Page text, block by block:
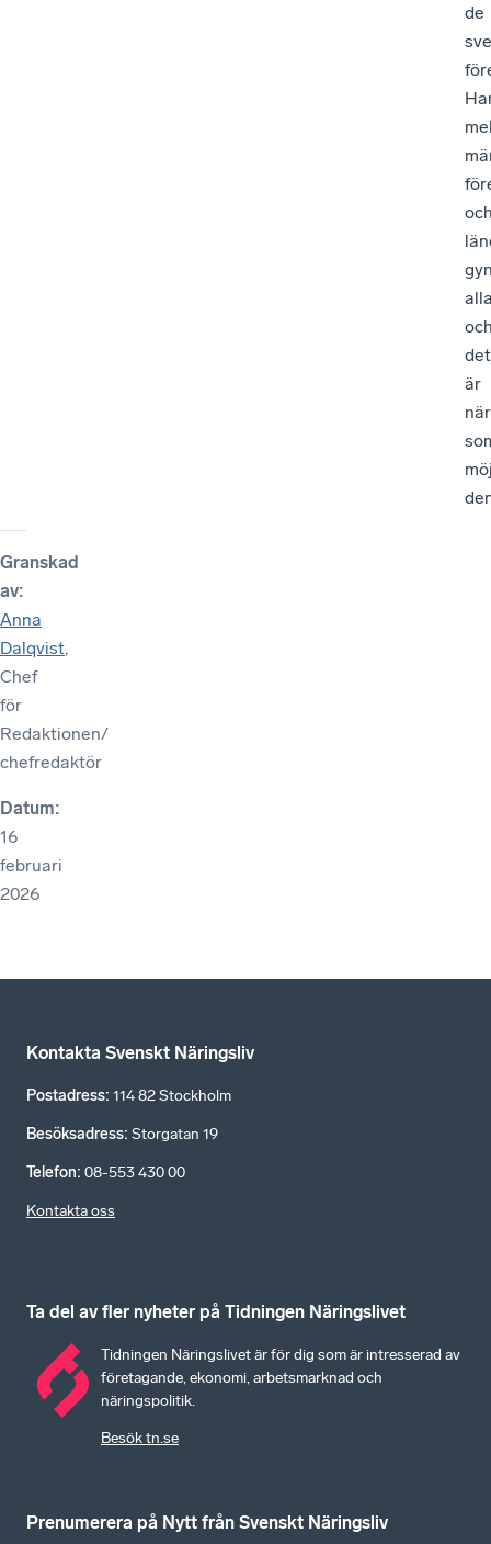
de
det
är
Granskad
av:
Anna
Dalqvist,
Chef
för
Redaktionen/
chefredaktör
Datum:
16
februari
2026
Kontakta Svenskt Näringsliv
Postadress: 114 82 Stockholm
Besöksadress: Storgatan 19
Telefon: 08-553 430 00
Kontakta oss
Ta del av fler nyheter på Tidningen Näringslivet
Tidningen Näringslivet är för dig som är intresserad av
företagande, ekonomi, arbetsmarknad och
näringspolitik.
Besök tn.se
Prenumerera på Nytt från Svenskt Näringsliv